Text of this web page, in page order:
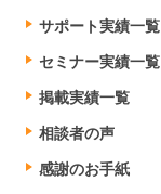
サポート実績一覧
セミナー実績一覧
掲載実績一覧
相談者の声
感謝のお手紙